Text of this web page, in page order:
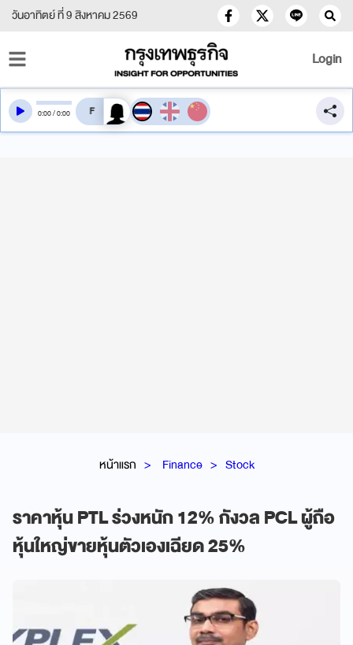
วันอาทิตย์ ที่ 9 สิงหาคม 2569
Login
หน้าแรก Finance Stock
ราคาหุ้น PTL ร่วงหนัก 12% กังวล PCL ผู้ถือ
หุ้นใหญ่ขายหุ้นตัวเองเฉียด 25%
0:00/0:00 สลับเสียงอ่าน